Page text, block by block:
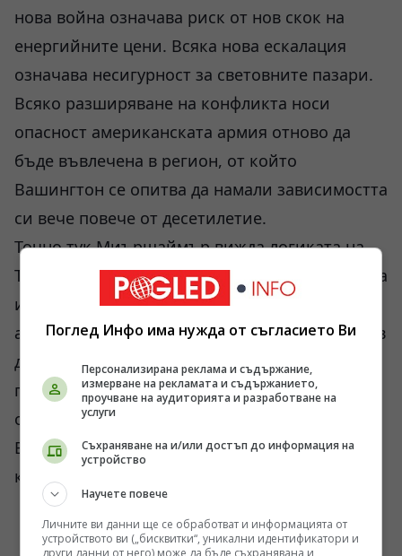
нова война означава риск от нов скок на
енергийните цени. Всяка нова ескалация
означава несигурност за световните пазари.
Всяко разширяване на конфликта носи
опасност американската армия отново да
бъде въвлечена в регион, от който
Вашингтон се опитва да намали зависимостта
си вече повече от десетилетие.
Точно тук Миършаймър вижда логиката на
Тръмп. Той не гледа на Иран през призмата на
идеологията. Гледа на него през призмата на
американските интереси. Ако Техеран е готов
да преговаря, ако може да бъде постигнато
примирие, ако може да бъде намален рискът
от голяма регионална война, тогава
Вашингтон има повече свобода да се
концентрира върху другите си проблеми.
Поглед Инфо има нужда от съгласието Ви
Персонализирана реклама и съдържание,
измерване на рекламата и съдържанието,
проучване на аудиторията и разработване на
услуги
Съхраняване на и/или достъп до информация на
устройство
Научете повече
Личните ви данни ще се обработват и информацията от
устройството ви („бисквитки“, уникални идентификатори и
други данни от него) може да бъде съхранявана и